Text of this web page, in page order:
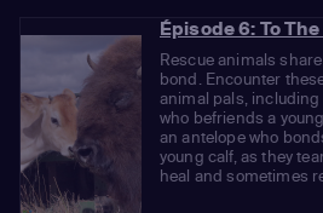
Épisode 6: To
Rescue animals
bond. Encounter
animal pals, including
who befriends a
an antelope who
young calf, as they
heal and sometimes